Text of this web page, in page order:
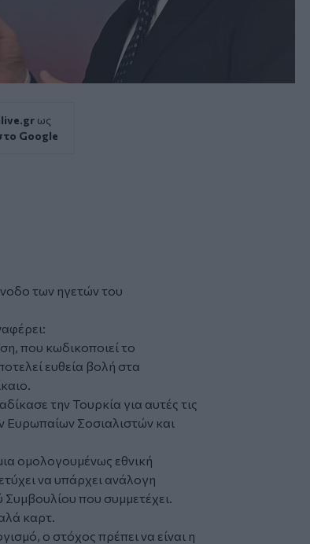
ως
Google
των ηγετών του
που κωδικοποιεί το
ευθεία βολή στα
την Τουρκία για αυτές τις
Ευρωπαίων Σοσιαλιστών και
ομολογουμένως εθνική
να υπάρχει ανάλογη
που συμμετέχει.
καρτ.
ο στόχος πρέπει να είναι η